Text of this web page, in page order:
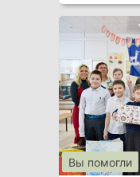
Вы помогли